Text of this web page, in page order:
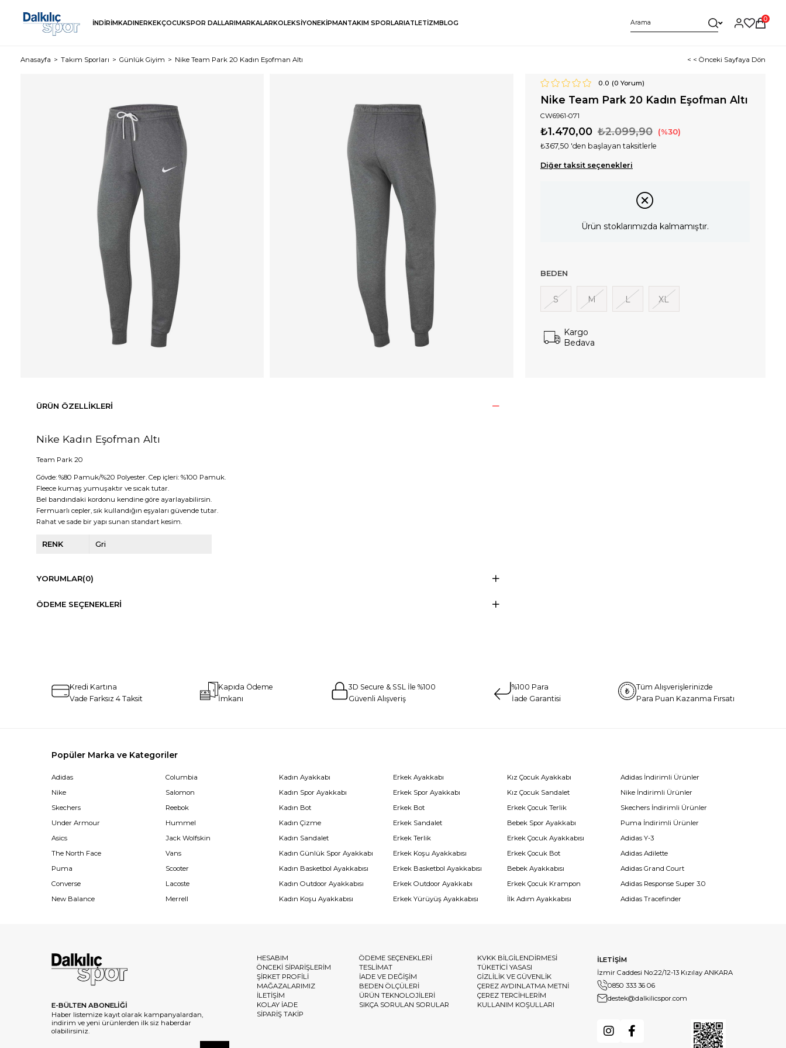
İNDİRİMKADINERKEKÇOCUKSPOR DALLARIMARKALARKOLEKSİYONEKİPMANTAKIM SPORLARIATLETİZMBLOG
0
Anasayfa Takım Sporları Günlük Giyim Nike Team Park 20 Kadın Eşofman Altı < < Önceki Sayfaya Dön
0.0 (0 Yorum)
Nike Team Park 20 Kadın Eşofman Altı
CW6961-071
₺2.099,90
₺1.470,00 30
₺367,50 'den başlayan taksitlerle
Diğer taksit seçenekleri
Ürün stoklarımızda kalmamıştır.
BEDEN
S M L XL
Kargo
Bedava
ÜRÜN ÖZELLIKLERI
Nike Kadın Eşofman Altı
Team Park 20
Gövde: %80 Pamuk/%20 Polyester. Cep içleri: %100 Pamuk.
Fleece kumaş yumuşaktır ve sıcak tutar.
Bel bandındaki kordonu kendine göre ayarlayabilirsin.
Fermuarlı cepler, sık kullandığın eşyaları güvende tutar.
Rahat ve sade bir yapı sunan standart kesim.
RENK Gri
YORUMLAR(0)
ÖDEME SEÇENEKLERI
Kredi Kartına
Vade Farksız 4 Taksit
Kapıda Ödeme
İmkanı
3D Secure & SSL İle %100
Güvenli Alışveriş
%100 Para
İade Garantisi
Tüm Alışverişlerinizde
Para Puan Kazanma Fırsatı
Popüler Marka ve Kategoriler
Adidas
Nike
Skechers
Under Armour
Asics
The North Face
Puma
Converse
New Balance
Columbia
Salomon
Reebok
Hummel
Jack Wolfskin
Vans
Scooter
Lacoste
Merrell
Kadın Ayakkabı
Kadın Spor Ayakkabı
Kadın Bot
Kadın Çizme
Kadın Sandalet
Kadın Günlük Spor Ayakkabı
Kadın Basketbol Ayakkabısı
Kadın Outdoor Ayakkabısı
Kadın Koşu Ayakkabısı
Erkek Ayakkabı
Erkek Spor Ayakkabı
Erkek Bot
Erkek Sandalet
Erkek Terlik
Erkek Koşu Ayakkabısı
Erkek Basketbol Ayakkabısı
Erkek Outdoor Ayakkabı
Erkek Yürüyüş Ayakkabısı
Kız Çocuk Ayakkabı
Kız Çocuk Sandalet
Erkek Çocuk Terlik
Bebek Spor Ayakkabı
Erkek Çocuk Ayakkabısı
Erkek Çocuk Bot
Bebek Ayakkabısı
Erkek Çocuk Krampon
İlk Adım Ayakkabısı
Adidas İndirimli Ürünler
Nike İndirimli Ürünler
Skechers İndirimli Ürünler
Puma İndirimli Ürünler
Adidas Y-3
Adidas Adilette
Adidas Grand Court
Adidas Response Super 3.0
Adidas Tracefinder
E-BÜLTEN ABONELİĞİ
Haber listemize kayıt olarak kampanyalardan,
indirim ve yeni ürünlerden ilk siz haberdar
olabilirsiniz.
HESABIM
ÖNCEKİ SİPARİŞLERİM
ŞİRKET PROFİLİ
MAĞAZALARIMIZ
İLETİŞİM
KOLAY İADE
SİPARİŞ TAKİP
ÖDEME SEÇENEKLERİ
TESLİMAT
İADE VE DEĞİŞİM
BEDEN ÖLÇÜLERİ
ÜRÜN TEKNOLOJİLERİ
SIKÇA SORULAN SORULAR
KVKK BİLGİLENDİRMESİ
TÜKETİCİ YASASI
GİZLİLİK VE GÜVENLİK
ÇEREZ AYDINLATMA METNİ
ÇEREZ TERCİHLERİM
KULLANIM KOŞULLARI
İLETİŞİM
İzmir Caddesi No:22/12-13 Kızılay ANKARA
0850 333 36 06
destek@dalkilicspor.com